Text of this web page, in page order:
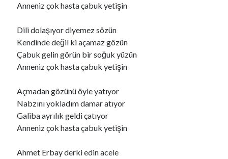
BAĞIŞLA ADINI içinZoe72
Ara
Anneniz çok hasta çabuk yetişin
Dili dolaşıyor diyemez sözün
Kendinde değil ki açamaz gözün
Çabuk gelin görün bir soğuk yüzün
Anneniz çok hasta çabuk yetişin
Açmadan gözünü öyle yatıyor
Nabzını yokladım damar atıyor
Galiba ayrılık geldi çatıyor
Anneniz çok hasta çabuk yetişin
Ahmet Erbay derki edin acele